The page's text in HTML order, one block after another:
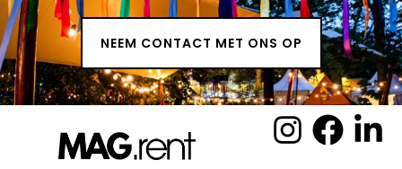
NEEM CONTACT MET ONS OP